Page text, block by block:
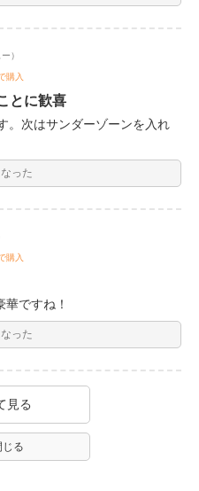
）
購入
とに歓喜
。次はサンダーゾーンを入れ
った
購入
ですね！
った
見る
じる